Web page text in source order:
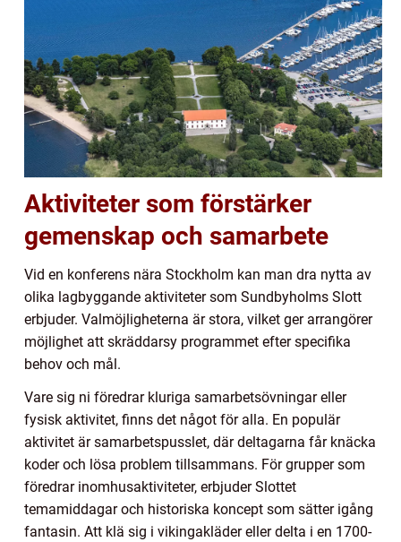
Aktiviteter som förstärker
gemenskap och samarbete
Vid en konferens nära Stockholm kan man dra nytta av
olika lagbyggande aktiviteter som Sundbyholms Slott
erbjuder. Valmöjligheterna är stora, vilket ger arrangörer
möjlighet att skräddarsy programmet efter specifika
behov och mål.
Vare sig ni föredrar kluriga samarbetsövningar eller
fysisk aktivitet, finns det något för alla. En populär
aktivitet är samarbetspusslet, där deltagarna får knäcka
koder och lösa problem tillsammans. För grupper som
föredrar inomhusaktiviteter, erbjuder Slottet
temamiddagar och historiska koncept som sätter igång
fantasin. Att klä sig i vikingakläder eller delta i en 1700-